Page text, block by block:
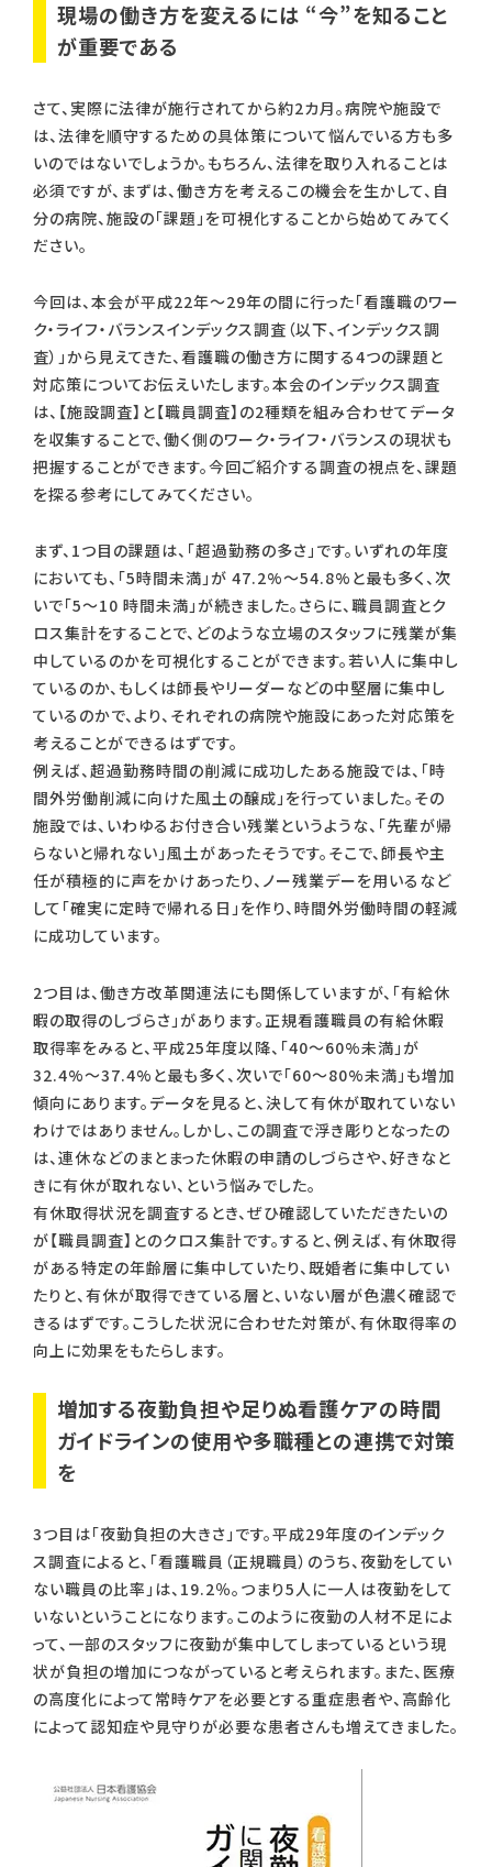
現場の働き方を変えるには “今”を知ること
が重要である
さて、実際に法律が施行されてから約2カ月。病院や施設で
は、法律を順守するための具体策について悩んでいる方も多
いのではないでしょうか。もちろん、法律を取り入れることは
必須ですが、まずは、働き方を考えるこの機会を生かして、自
分の病院、施設の「課題」を可視化することから始めてみてく
ださい。
今回は、本会が平成22年～29年の間に行った「看護職のワー
ク・ライフ・バランスインデックス調査（以下、インデックス調
査）」から見えてきた、看護職の働き方に関する4つの課題と
対応策についてお伝えいたします。本会のインデックス調査
は、【施設調査】と【職員調査】の2種類を組み合わせてデータ
を収集することで、働く側のワーク・ライフ・バランスの現状も
把握することができます。今回ご紹介する調査の視点を、課題
を探る参考にしてみてください。
まず、1つ目の課題は、「超過勤務の多さ」です。いずれの年度
においても、「5時間未満」が 47.2%～54.8%と最も多く、次
いで「5～10 時間未満」が続きました。さらに、職員調査とク
ロス集計をすることで、どのような立場のスタッフに残業が集
中しているのかを可視化することができます。若い人に集中し
ているのか、もしくは師長やリーダーなどの中堅層に集中し
ているのかで、より、それぞれの病院や施設にあった対応策を
考えることができるはずです。
例えば、超過勤務時間の削減に成功したある施設では、「時
間外労働削減に向けた風土の醸成」を行っていました。その
施設では、いわゆるお付き合い残業というような、「先輩が帰
らないと帰れない」風土があったそうです。そこで、師長や主
任が積極的に声をかけあったり、ノー残業デーを用いるなど
して「確実に定時で帰れる日」を作り、時間外労働時間の軽減
に成功しています。
2つ目は、働き方改革関連法にも関係していますが、「有給休
暇の取得のしづらさ」があります。正規看護職員の有給休暇
取得率をみると、平成25年度以降、「40～60%未満」が
32.4%～37.4%と最も多く、次いで「60～80%未満」も増加
傾向にあります。データを見ると、決して有休が取れていない
わけではありません。しかし、この調査で浮き彫りとなったの
は、連休などのまとまった休暇の申請のしづらさや、好きなと
きに有休が取れない、という悩みでした。
有休取得状況を調査するとき、ぜひ確認していただきたいの
が【職員調査】とのクロス集計です。すると、例えば、有休取得
がある特定の年齢層に集中していたり、既婚者に集中してい
たりと、有休が取得できている層と、いない層が色濃く確認で
きるはずです。こうした状況に合わせた対策が、有休取得率の
向上に効果をもたらします。
増加する夜勤負担や足りぬ看護ケアの時間
ガイドラインの使用や多職種との連携で対策
を
3つ目は「夜勤負担の大きさ」です。平成29年度のインデック
ス調査によると、「看護職員（正規職員）のうち、夜勤をしてい
ない職員の比率」は、19.2％。つまり5人に一人は夜勤をして
いないということになります。このように夜勤の人材不足によ
って、一部のスタッフに夜勤が集中してしまっているという現
状が負担の増加につながっていると考えられます。また、医療
の高度化によって常時ケアを必要とする重症患者や、高齢化
によって認知症や見守りが必要な患者さんも増えてきました。